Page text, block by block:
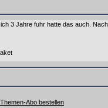
3 Jahre fuhr hatte das auch.
Themen-Abo bestellen